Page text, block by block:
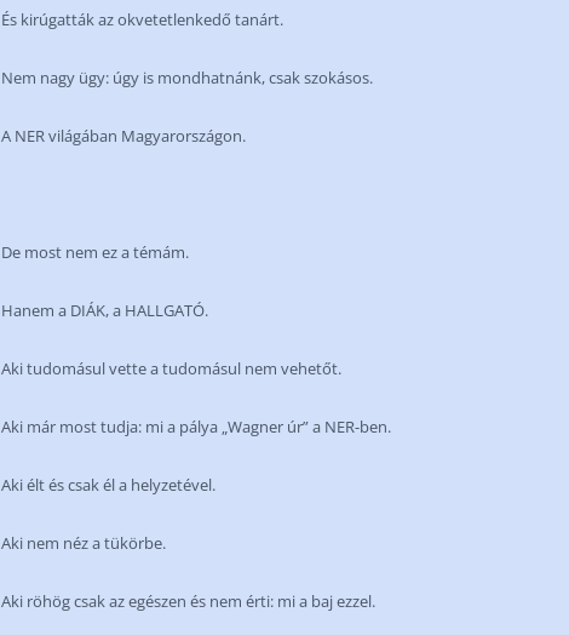
És kirúgatták az okvetetlenkedő tanárt.
Nem nagy ügy: úgy is mondhatnánk, csak szokásos.
A NER világában Magyarországon.
De most nem ez a témám.
Hanem a DIÁK, a HALLGATÓ.
Aki tudomásul vette a tudomásul nem vehetőt.
Aki már most tudja: mi a pálya „Wagner úr” a NER-ben.
Aki élt és csak él a helyzetével.
Aki nem néz a tükörbe.
Aki röhög csak az egészen és nem érti: mi a baj ezzel.